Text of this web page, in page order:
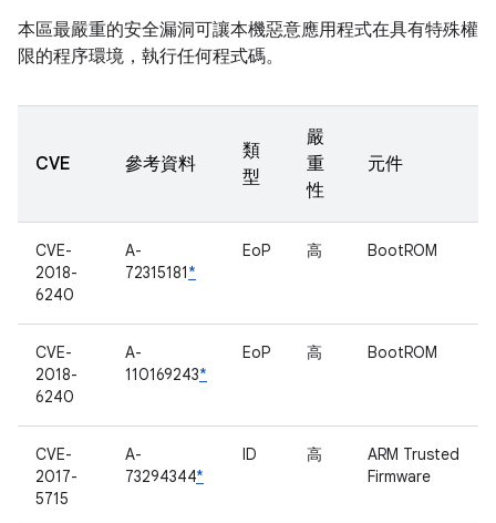
本區最嚴重的安全漏洞可讓本機惡意應用程式在具有特殊權
限的程序環境，執行任何程式碼。
CVE 參考資料
類
型
嚴
重
性
元件
CVE-
2018-
6240
A-
72315181*
EoP 高 BootROM
CVE-
2018-
6240
A-
110169243*
EoP 高 BootROM
CVE-
2017-
5715
A-
73294344*
ID 高
ARM Trusted
Firmware